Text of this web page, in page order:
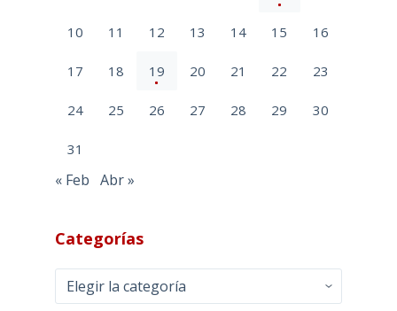
10 11 12 13 14 15 16
17 18 19 20 21 22 23
24 25 26 27 28 29 30
31
« Feb Abr »
Categorías
Categorías